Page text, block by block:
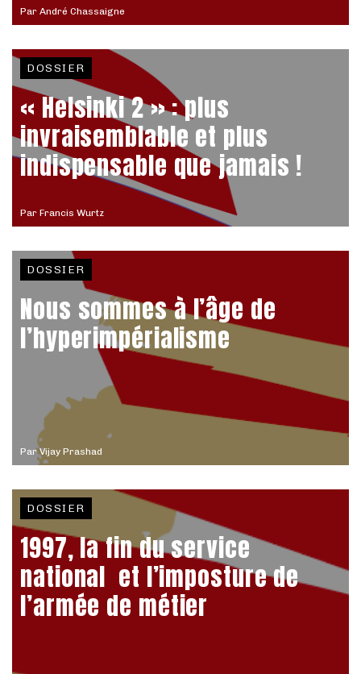
Par André Chassaigne
Par Francis Wurtz
DOSSIER
« Helsinki 2 » : plus
invraisemblable et plus
indispensable que jamais !
ParVijay Prashad
DOSSIER
Nous sommes à l’âge de
l’hyperimpérialisme
DOSSIER
1997, la fin du service
national et l’imposture de
l’armée de métier